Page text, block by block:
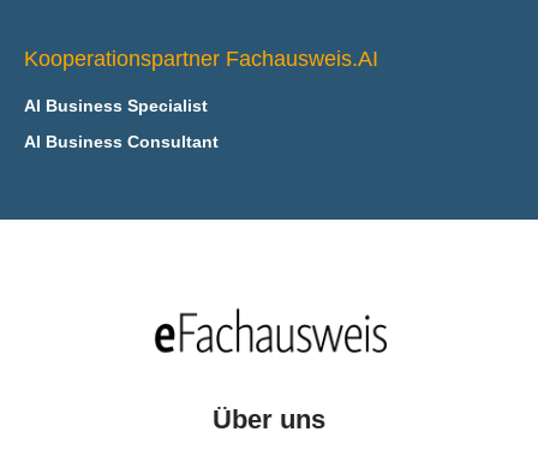
Kooperationspartner Fachausweis.AI
AI Business Specialist
AI Business Consultant
Über uns